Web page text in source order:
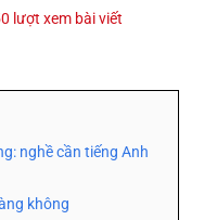
lượt xem bài viết
nghề cần tiếng Anh
không